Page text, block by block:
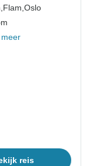
Flam,Oslo
reis